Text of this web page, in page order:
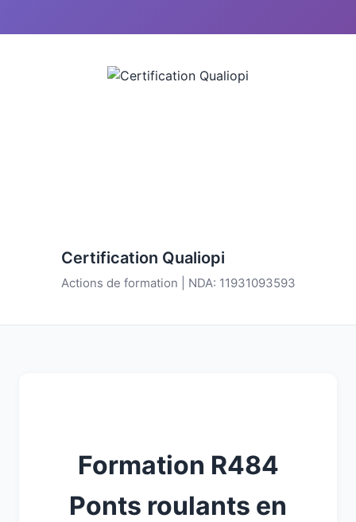
Certification Qualiopi
Actions de formation | NDA: 11931093593
Formation R484
Ponts roulants en